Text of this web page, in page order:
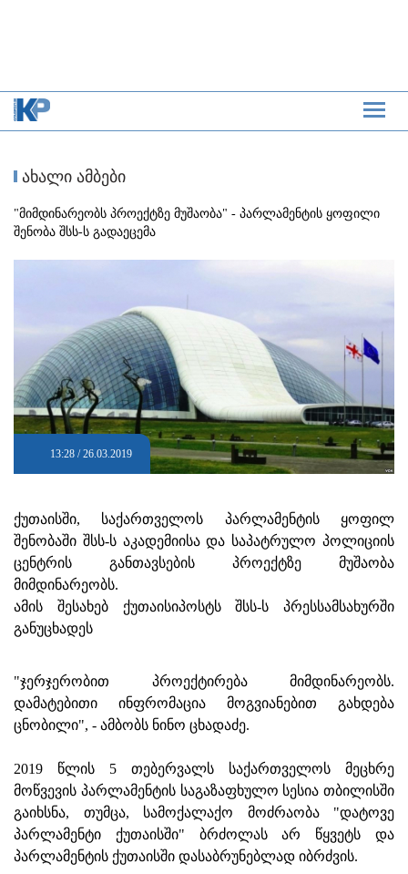
ახალი ამბები
"მიმდინარეობს პროექტზე მუშაობა" - პარლამენტის ყოფილი
შენობა შსს-ს გადაეცემა
13:28 / 26.03.2019
ქუთაისში, საქართველოს პარლამენტის ყოფილ
შენობაში შსს-ს აკადემიისა და საპატრულო პოლიციის
ცენტრის განთავსების პროექტზე მუშაობა
მიმდინარეობს.
ამის შესახებ ქუთაისიპოსტს შსს-ს პრესსამსახურში
განუცხადეს
"ჯერჯერობით პროექტირება მიმდინარეობს.
დამატებითი ინფრომაცია მოგვიანებით გახდება
ცნობილი", - ამბობს ნინო ცხადაძე.
2019 წლის 5 თებერვალს საქართველოს მეცხრე
მოწვევის პარლამენტის საგაზაფხულო სესია თბილისში
გაიხსნა, თუმცა, სამოქალაქო მოძრაობა "დატოვე
პარლამენტი ქუთაისში" ბრძოლას არ წყვეტს და
პარლამენტის ქუთაისში დასაბრუნებლად იბრძვის.